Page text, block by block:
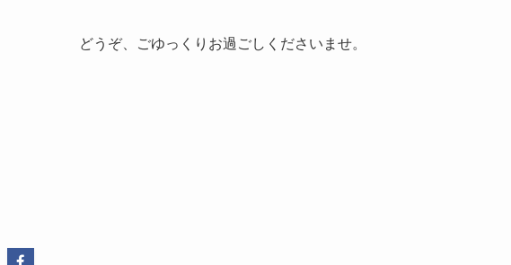
どうぞ、ごゆっくりお過ごしくださいませ。